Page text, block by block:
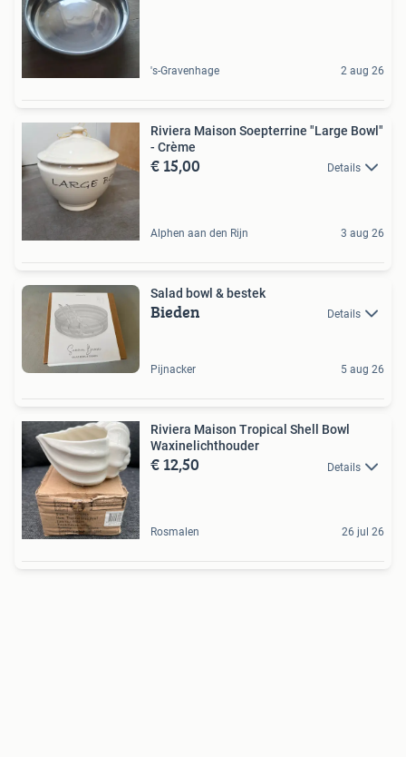
's-Gravenhage 2 aug 26
Riviera Maison Soepterrine "Large Bowl"
- Crème
€ 15,00 Details
Alphen aan den Rijn 3 aug 26
Salad bowl & bestek
Bieden Details
Pijnacker 5 aug 26
Riviera Maison Tropical Shell Bowl
Waxinelichthouder
€ 12,50 Details
Rosmalen 26 jul 26